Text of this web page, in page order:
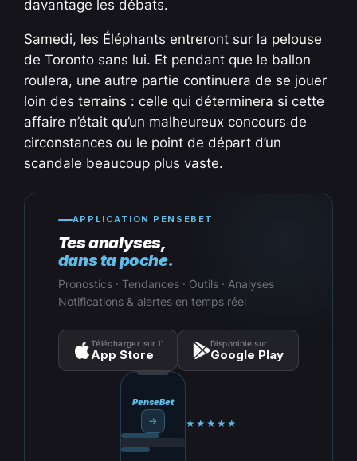
davantage les débats.
Samedi, les Éléphants entreront sur la pelouse
de Toronto sans lui. Et pendant que le ballon
roulera, une autre partie continuera de se jouer
loin des terrains : celle qui déterminera si cette
affaire n’était qu’un malheureux concours de
circonstances ou le point de départ d’un
scandale beaucoup plus vaste.
APPLICATION PENSEBET
Tes analyses,
dans ta poche.
Pronostics · Tendances · Outils · Analyses
Notifications & alertes en temps réel
Télécharger sur l’
App Store
Disponible sur
Google Play
PenseBet
→ ★★★★★